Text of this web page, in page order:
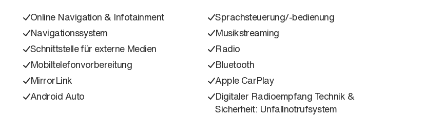
Online Navigation & Infotainment
Sprachsteuerung/-bedienung
Navigationssystem
Musikstreaming
Schnittstelle für externe Medien
Radio
Mobiltelefonvorbereitung
Bluetooth
MirrorLink
Apple CarPlay
Android Auto
Digitaler Radioempfang Technik &
Sicherheit: Unfallnotrufsystem